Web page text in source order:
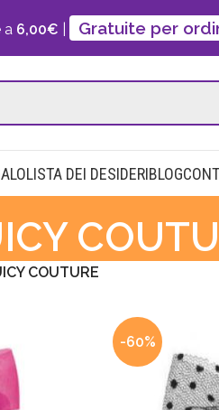
a 6,00€ Gratuite per
LISTA DEI DESIDERIBLOG
COUTURE
-60%